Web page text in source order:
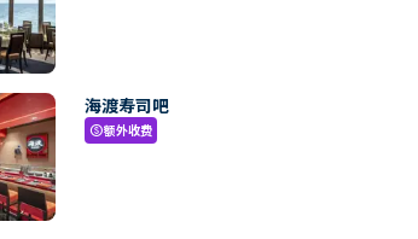
海渡寿司吧
paid额外收费